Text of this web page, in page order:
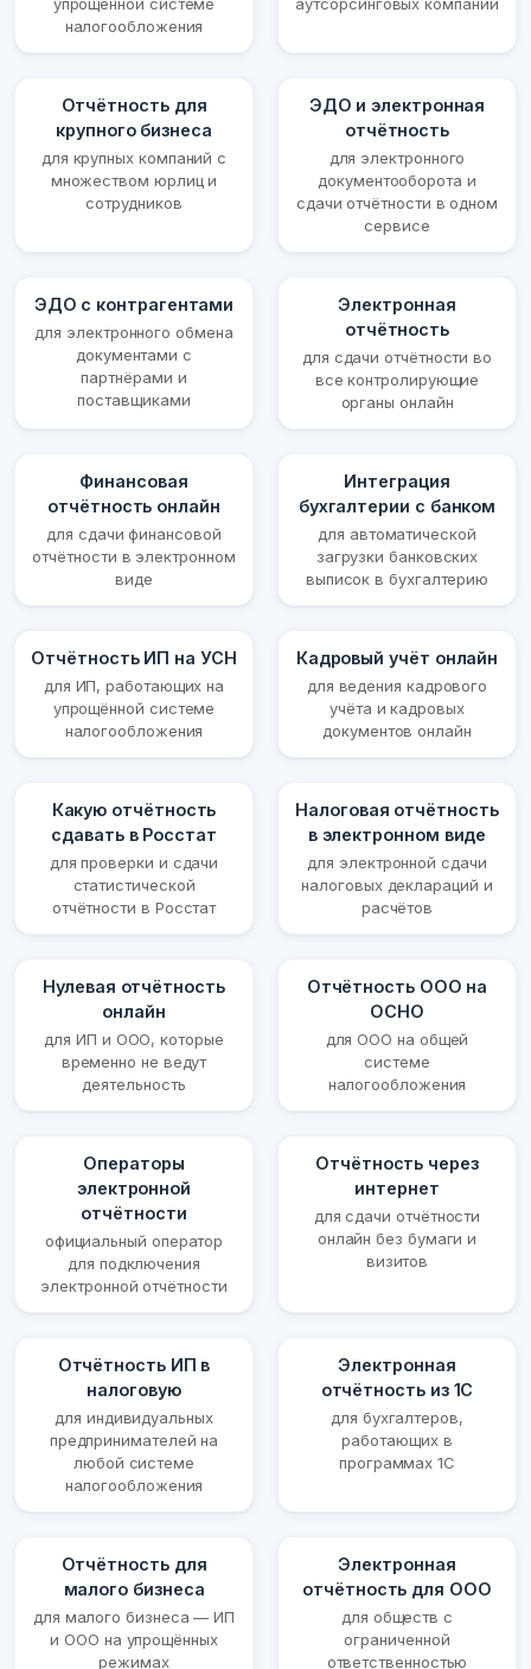
упрощённой системе
налогообложения
аутсорсинговых компаний
Отчётность для
крупного бизнеса
для крупных компаний с
множеством юрлиц и
сотрудников
ЭДО и электронная
отчётность
для электронного
документооборота и
сдачи отчётности в одном
сервисе
ЭДО с контрагентами
для электронного обмена
документами с
партнёрами и
поставщиками
Электронная
отчётность
для сдачи отчётности во
все контролирующие
органы онлайн
Финансовая
отчётность онлайн
для сдачи финансовой
отчётности в электронном
виде
Интеграция
бухгалтерии с банком
для автоматической
загрузки банковских
выписок в бухгалтерию
Отчётность ИП на УСН
для ИП, работающих на
упрощённой системе
налогообложения
Кадровый учёт онлайн
для ведения кадрового
учёта и кадровых
документов онлайн
Какую отчётность
сдавать в Росстат
для проверки и сдачи
статистической
отчётности в Росстат
Налоговая отчётность
в электронном виде
для электронной сдачи
налоговых деклараций и
расчётов
Нулевая отчётность
онлайн
для ИП и ООО, которые
временно не ведут
деятельность
Отчётность ООО на
ОСНО
для ООО на общей
системе
налогообложения
Операторы
электронной
отчётности
официальный оператор
для подключения
электронной отчётности
Отчётность через
интернет
для сдачи отчётности
онлайн без бумаги и
визитов
Отчётность ИП в
налоговую
для индивидуальных
предпринимателей на
любой системе
налогообложения
Электронная
отчётность из 1С
для бухгалтеров,
работающих в
программах 1С
Отчётность для
малого бизнеса
для малого бизнеса — ИП
и ООО на упрощённых
режимах
Электронная
отчётность для ООО
для обществ с
ограниченной
ответственностью